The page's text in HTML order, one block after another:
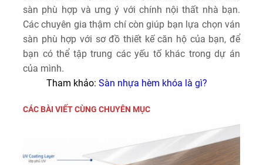
sàn phù hợp và ưng ý với chính nội thất nhà bạn.
Các chuyên gia thậm chí còn giúp bạn lựa chọn ván
sàn phù hợp với sơ đồ thiết kế căn hộ của bạn, để
bạn có thể tập trung các yếu tố khác trong dự án
của mình.
Tham khảo: Sàn nhựa hèm khóa là gì?
CÁC BÀI VIẾT CÙNG CHUYÊN MỤC